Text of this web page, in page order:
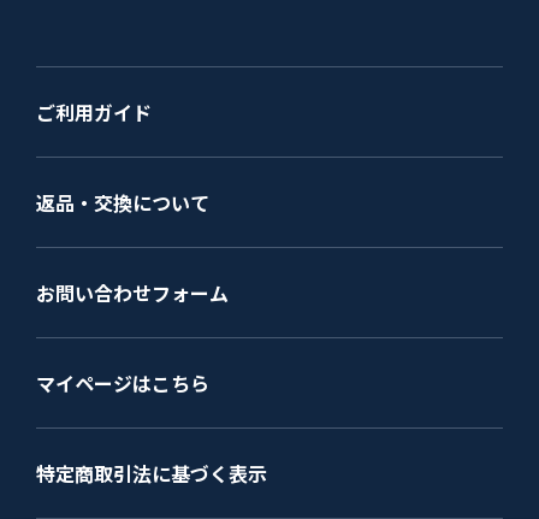
ご利用ガイド
返品・交換について
お問い合わせフォーム
マイページはこちら
特定商取引法に基づく表示